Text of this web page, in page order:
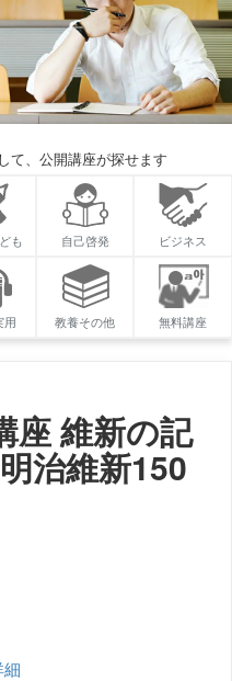
て、公開講座が探せます
も 自己啓発 ビジネス
用 教養その他 無料講座
座 維新の記
治維新150